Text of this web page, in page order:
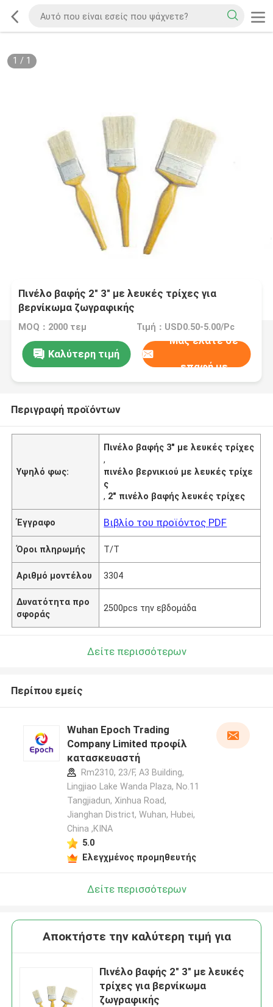
1 / 1
Πινέλο βαφής 2" 3" με λευκές τρίχες για
βερνίκωμα ζωγραφικής
MOQ：2000 τεμ Τιμή：USD0.50-5.00/Pc
Καλύτερη τιμή
Μας ελάτε σε
επαφή με
Περιγραφή προϊόντων
Υψηλό φως:
Πινέλο βαφής 3" με λευκές τρίχες
,
πινέλο βερνικιού με λευκές τρίχε
ς
, 2" πινέλο βαφής λευκές τρίχες
Έγγραφο Βιβλίο του προϊόντος PDF
Όροι πληρωμής T/T
Αριθμό μοντέλου 3304
Δυνατότητα προ
σφοράς
2500pcs την εβδομάδα
Δείτε περισσότερων
Περίπου εμείς
Wuhan Epoch Trading
Company Limited προφίλ
κατασκευαστή
Rm2310, 23/F, A3 Building,
Lingjiao Lake Wanda Plaza, No.11
Tangjiadun, Xinhua Road,
Jianghan District, Wuhan, Hubei,
China ,ΚΙΝΑ
5.0
Ελεγχμένος προμηθευτής
Δείτε περισσότερων
Αποκτήστε την καλύτερη τιμή για
Πινέλο βαφής 2" 3" με λευκές
τρίχες για βερνίκωμα
ζωγραφικής